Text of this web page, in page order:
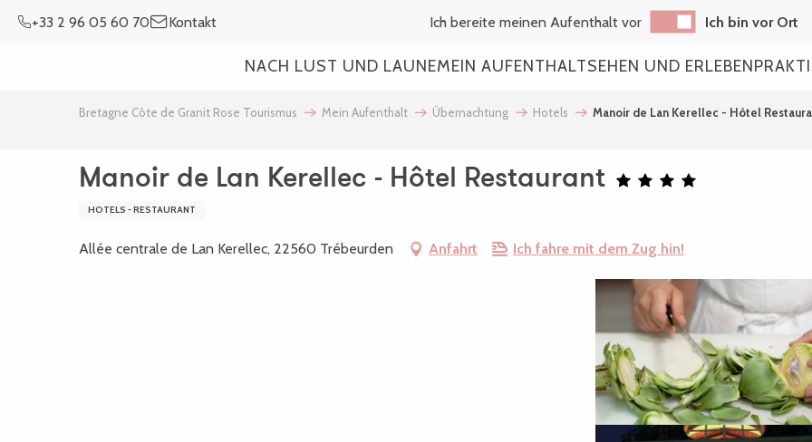
+33 2 96 05 60 70 Kontakt Ich bereite meinen Aufenthalt vor Ich bin vor Ort
NACH LUST UND LAUNEMEIN AUFENTHALTSEHEN UND ERLEBEN
Bretagne Côte de Granit Rose Tourismus Mein Aufenthalt Übernachtung Hotels Manoir de Lan Kerellec - Hôtel
Manoir de Lan Kerellec - Hôtel Restaurant
HOTELS - RESTAURANT
Allée centrale de Lan Kerellec, 22560 Trébeurden Anfahrt Ich fahre mit dem Zug hin!